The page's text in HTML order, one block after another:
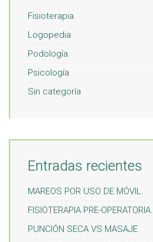
Fisioterapia
Logopedia
Podología
Psicología
Sin categoría
Entradas recientes
MAREOS POR USO DE MÓVIL.
FISIOTERAPIA PRE-OPERATORIA.
PUNCIÓN SECA VS MASAJE